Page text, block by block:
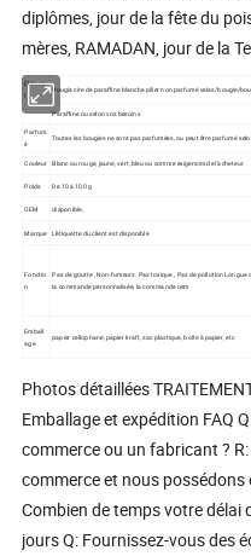
diplômes, jour de la fête du
mères, RAMADAN, jour de la
Élémen
t
Bougie cire de paraffine blanche pilier non parfumé velas/bougie/
Paraffine ou selon vos besoins
Parfum
é
Toutes les bougies ne sont pas parfumées, ou peut être parfumé
Couleur Blanc ou rouge, jaune, vert, bleu ou comme exigences de l'acheteur
Poids De 10 à 100 g
OEM disponible,
Marque L'étiquette du client est disponible
Fonctio
n
Pas de goutte , Non-fumeurs. Pas toxique , Pas de pollution
la commande personnalisée, la commande oem
Emball
age
papier cellophane, papier kraft, sac plastique, boîte à papier, etc
Photos détaillées
Emballage et expédition FAQ
commerce ou un fabricant ?
commerce et nous
Combien de temps votre délai
jours Q: Fournissez-vous des